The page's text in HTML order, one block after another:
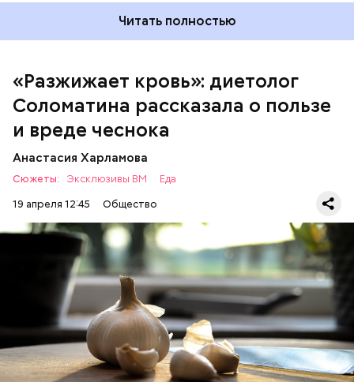
Читать полностью
«Разжижает кровь»: диетолог
Соломатина рассказала о пользе
и вреде чеснока
Анастасия Харламова
Сюжеты: Эксклюзивы ВМ
Еда
19 апреля 12:45
Общество
Диетолог Соломатина
рассказала, что лучше есть при
гриппе и коронавирусе
— Чеснок является достаточно полезным
продуктом. В нем содержатся уникальные
эфирные масла. Они отпугивают потенциальные
вирусы. Это нужно взять на вооружение для себя. Я
рекомендую есть чеснок во время простуды. Но он
не может быть единственным средством для
борьбы с простудой, — подчеркнула специалист.
ЗДОРОВЬЕ ВРАЧИ ПРОДУКТЫ